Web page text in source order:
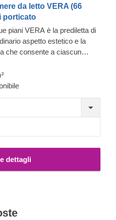
da letto VERA (66
porticato
piani VERA è la prediletta di
aspetto estetico e la
che consente a ciascun
di godere della propria
questo modello è la
13,5 m² che offre la
comodità possibile, è
coibentata di questo
dettagli